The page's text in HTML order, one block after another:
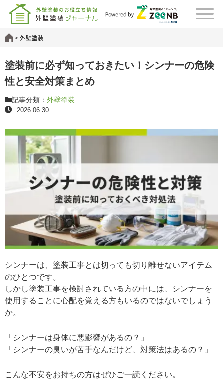
外壁塗装
塗装前に必ず知っておきたい！シンナーの危険
性と安全対策まとめ
記事分類： 外壁塗装
2026.06.30
シンナーは、塗装工事とは切っても切り離せないアイテム
のひとつです。
しかし塗装工事を検討されている方の中には、シンナーを
使用することに心配を覚える方もいるのではないでしょう
か。
「シンナーは身体に悪影響があるの？」
「シンナーの臭いが苦手なんだけど、対策法はあるの？」
こんな不安をお持ちの方はぜひご一読ください。